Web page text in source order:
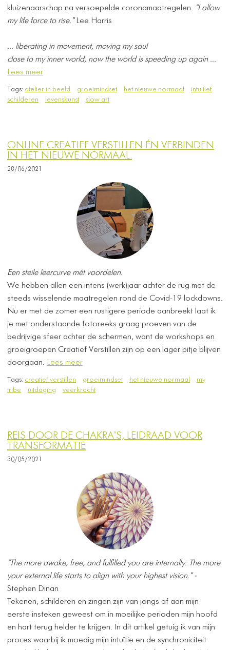
kluizenaarschap na versoepelde coronamaatregelen. "I allow
my life force to rise."Lee Harris
... liberating in movement, moving my soul
close to my inner world, ​now the world is speeding up again ...
Lees meer
Tags: atelier in beeld groeimindset het nieuwe normaal
intuitief
schilderen
levenskunst slow art
ONLINE CREATIEF VERSTILLEN ÉN VERBINDEN
IN HET NIEUWE NORMAAL.
28/06/2021
Een steile leercurve mét voordelen.
We hebben allen een intens (werk)jaar achter de rug met de
steeds wisselende maatregelen rond de Covid-19 lockdowns.
Nu er met de zomer een rustigere periode aanbreekt laat ik
je met onderstaande fotoreeks graag proeven van de
bedrijvige sfeer achter de schermen, want de workshops en
groeigroepen Creatief Verstillen zijn op een lager pitje blijven
doorgaan. Lees meer
Tags: creatief verstillen groeimindset het nieuwe normaal
my
tribe
uitdaging veerkracht
REIS DOOR DE CHAKRA'S, LEIDRAAD VOOR
TRANSFORMATIE
30/05/2021
"The more awake, free, and fulfilled you are internally. The more
your external life starts to align with your highest vision." -
Stephen Dinan
Tekenen, schilderen en zingen zijn van jongs af aan mijn
eerste insteken geweest om in moeilijke perioden mijn hoofd
en hart terug helder te krijgen. In dit artikel getuig ik van mijn
proces waarbij ik moedig mijn intuïtie en de synchroniciteit